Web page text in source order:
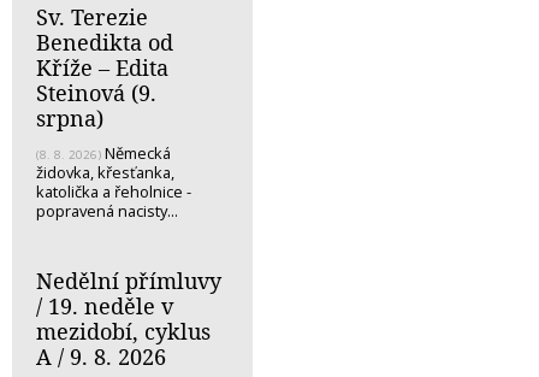
Sv. Terezie
Benedikta od
Kříže – Edita
Steinová (9.
srpna)
(8. 8. 2026) Německá
židovka, křesťanka,
katolička a řeholnice -
popravená nacisty...
Nedělní přímluvy
/ 19. neděle v
mezidobí, cyklus
A / 9. 8. 2026